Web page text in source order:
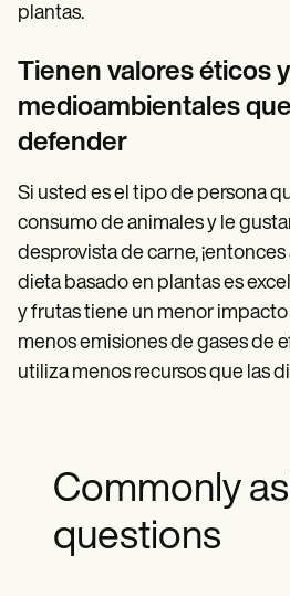
plantas.
Tienen valores éticos y
medioambientales
defender
Si usted es el tipo de persona
consumo de animales y le
desprovista de carne,
dieta basado en plantas es
y frutas tiene un menor
menos emisiones de gases de
utiliza menos recursos que las
Commonly
questions